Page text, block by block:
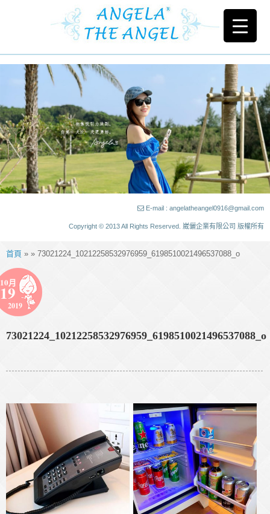
E-mail : angelatheangel0916@gmail.com
Copyright © 2013 All Rights Reserved. 崴儷企業有限公司 版權所有
首頁 » » 73021224_10212258532976959_6198510021496537088_o
10月
19
2019
73021224_10212258532976959_6198510021496537088_o